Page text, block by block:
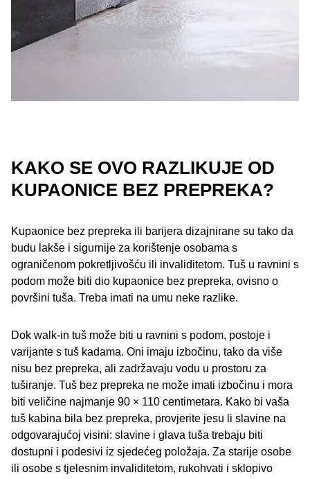
KAKO SE OVO RAZLIKUJE OD
KUPAONICE BEZ PREPREKA?
Kupaonice bez prepreka ili barijera dizajnirane su tako da
budu lakše i sigurnije za korištenje osobama s
ograničenom pokretljivošću ili invaliditetom. Tuš u ravnini s
podom može biti dio kupaonice bez prepreka, ovisno o
površini tuša. Treba imati na umu neke razlike.
Dok walk-in tuš može biti u ravnini s podom, postoje i
varijante s tuš kadama. Oni imaju izbočinu, tako da više
nisu bez prepreka, ali zadržavaju vodu u prostoru za
tuširanje. Tuš bez prepreka ne može imati izbočinu i mora
biti veličine najmanje 90 × 110 centimetara. Kako bi vaša
tuš kabina bila bez prepreka, provjerite jesu li slavine na
odgovarajućoj visini: slavine i glava tuša trebaju biti
dostupni i podesivi iz sjedećeg položaja. Za starije osobe
ili osobe s tjelesnim invaliditetom, rukohvati i sklopivo